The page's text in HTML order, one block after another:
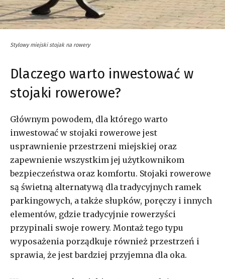
Stylowy miejski stojak na rowery
Dlaczego warto inwestować w
stojaki rowerowe?
Głównym powodem, dla którego warto
inwestować w stojaki rowerowe jest
usprawnienie przestrzeni miejskiej oraz
zapewnienie wszystkim jej użytkownikom
bezpieczeństwa oraz komfortu. Stojaki rowerowe
są świetną alternatywą dla tradycyjnych ramek
parkingowych, a także słupków, poręczy i innych
elementów, gdzie tradycyjnie rowerzyści
przypinali swoje rowery. Montaż tego typu
wyposażenia porządkuje również przestrzeń i
sprawia, że jest bardziej przyjemna dla oka.